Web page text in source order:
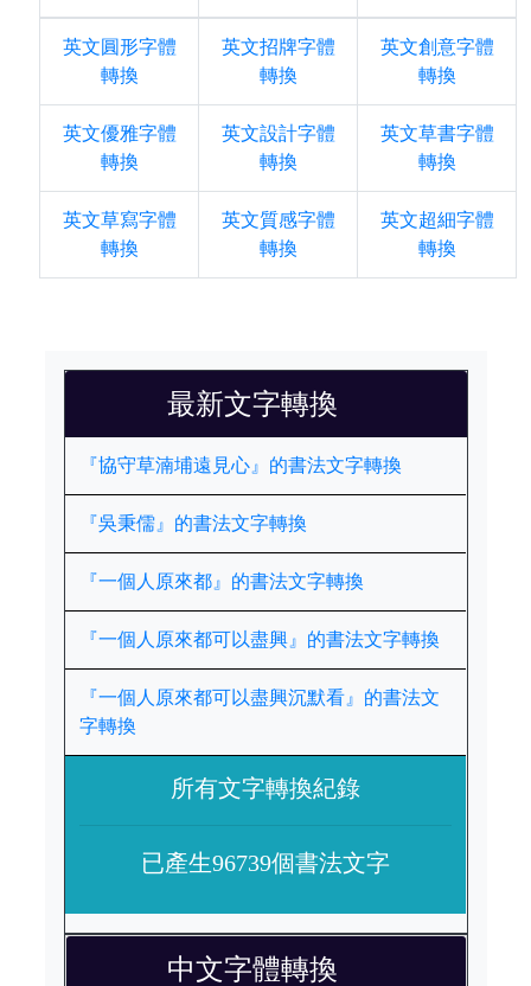
英文圓形字體
轉換
英文招牌字體
轉換
英文創意字體
轉換
英文優雅字體
轉換
英文設計字體
轉換
英文草書字體
轉換
英文草寫字體
轉換
英文質感字體
轉換
英文超細字體
轉換
最新文字轉換
『協守草湳埔遠見心』的書法文字轉換
『吳秉儒』的書法文字轉換
『一個人原來都』的書法文字轉換
『一個人原來都可以盡興』的書法文字轉換
『一個人原來都可以盡興沉默看』的書法文
字轉換
所有文字轉換紀錄
已產生96739個書法文字
中文字體轉換